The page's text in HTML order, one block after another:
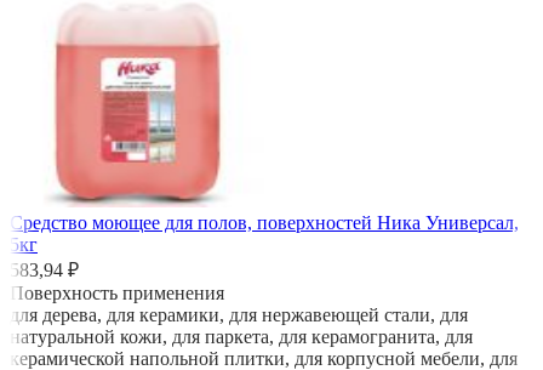
Средство моющее для полов, поверхностей Ника Универсал,
5кг
583,94 ₽
Поверхность применения
для дерева, для керамики, для нержавеющей стали, для
натуральной кожи, для паркета, для керамогранита, для
керамической напольной плитки, для корпусной мебели, для